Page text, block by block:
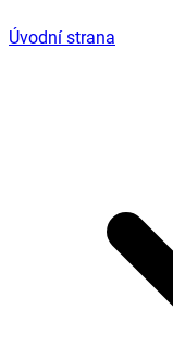
Úvodní strana